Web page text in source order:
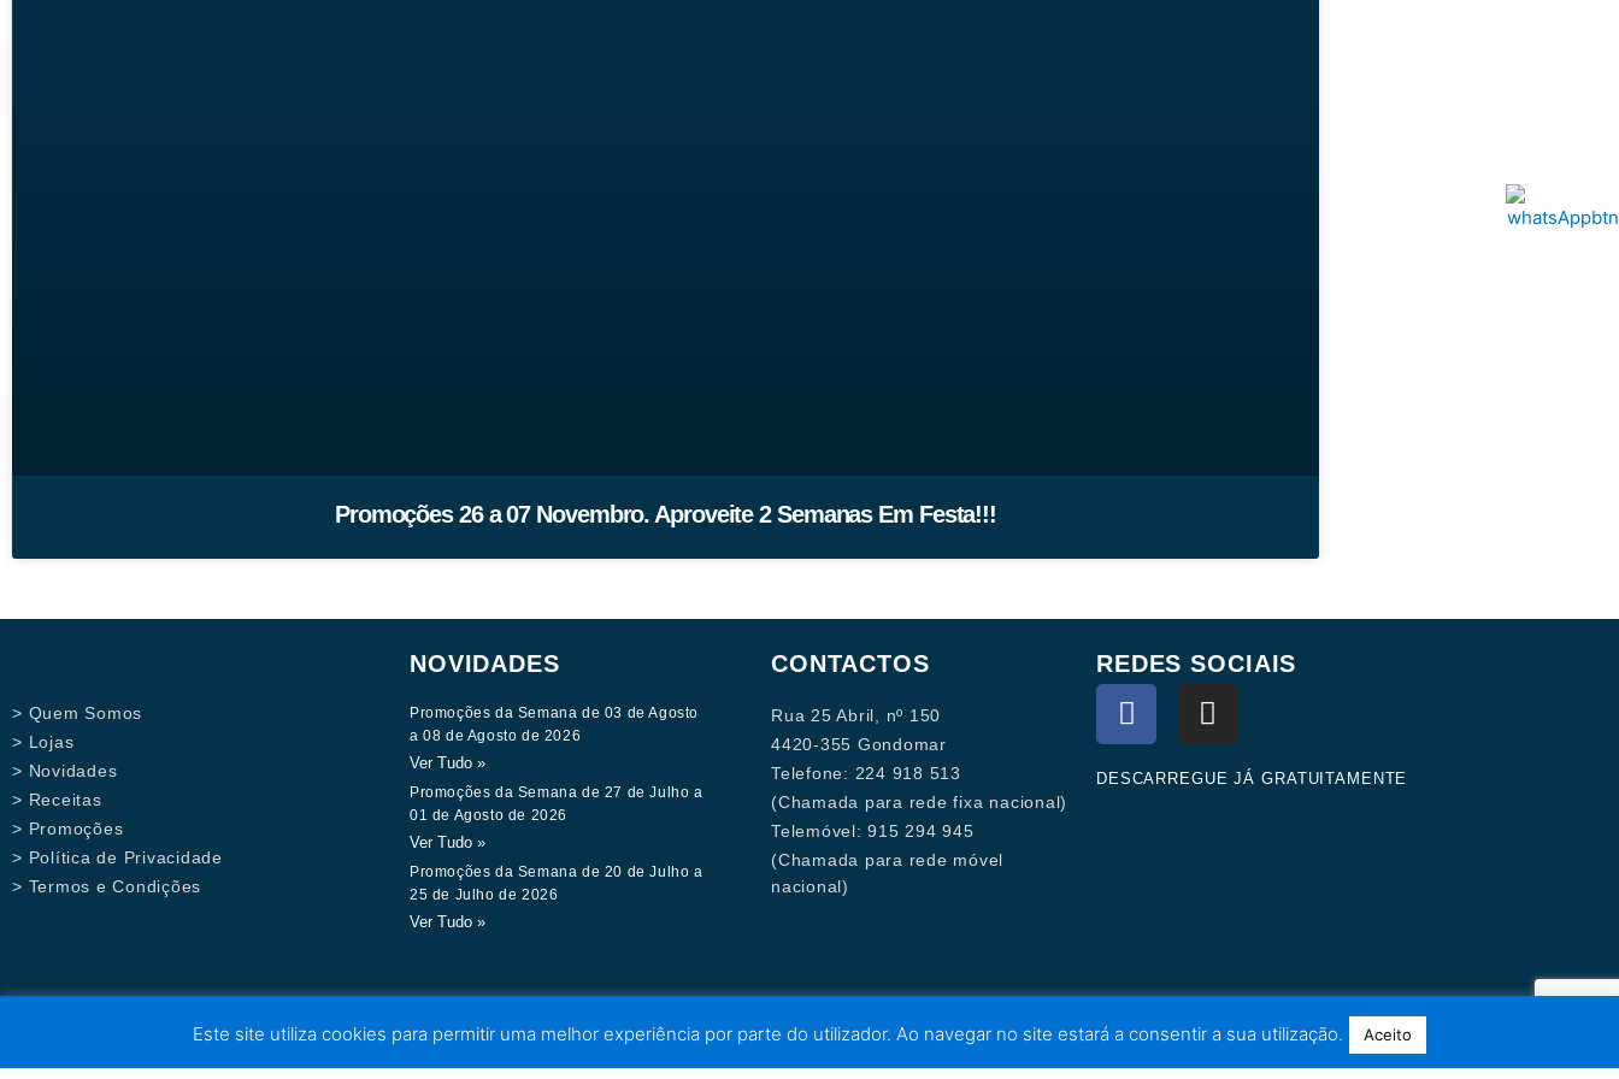
Promoções 26 a 07 Novembro. Aproveite 2 Semanas Em Festa!!!
> Quem Somos
> Lojas
> Novidades
> Receitas
> Promoções
> Política de Privacidade
> Termos e Condições
NOVIDADES
Promoções da Semana de 03 de Agosto
a 08 de Agosto de 2026
Ver Tudo »
Promoções da Semana de 27 de Julho a
01 de Agosto de 2026
Ver Tudo »
Promoções da Semana de 20 de Julho a
25 de Julho de 2026
Ver Tudo »
CONTACTOS
Rua 25 Abril, nº 150
4420-355 Gondomar
Telefone: 224 918 513
(Chamada para rede fixa nacional)
Telemóvel: 915 294 945
(Chamada para rede móvel
nacional)
REDES SOCIAIS
F
a
c
e
I
n
s
t
DESCARREGUE JÁ GRATUITAMENTE
Este site utiliza cookies para permitir uma melhor experiência por parte do utilizador. Ao navegar no site estará a consentir a sua utilização. Aceito